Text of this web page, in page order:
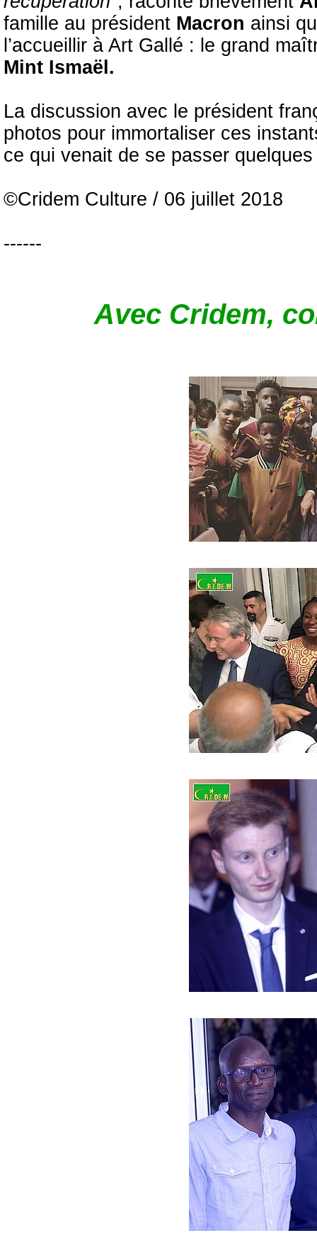
famille au président Macron ainsi
l’accueillir à Art Gallé : le grand
Mint Ismaël.
La discussion avec le président
photos pour immortaliser ces
ce qui venait de se passer
©Cridem Culture / 06 juillet 2018
------
Avec Cridem,